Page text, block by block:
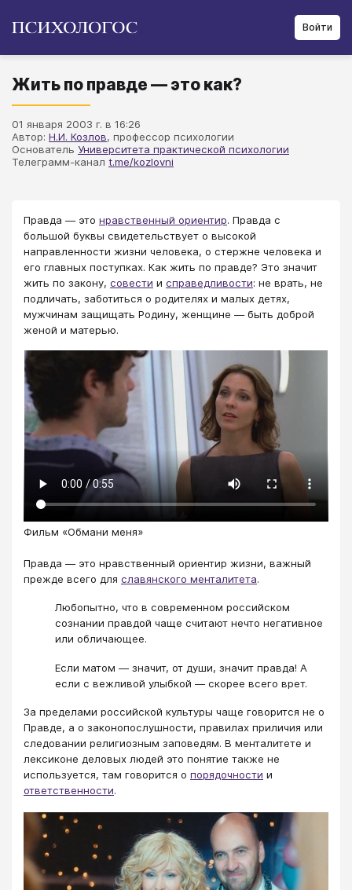
Войти
Жить по правде — это как?
01 января 2003 г. в 16:26
Автор: Н.И. Козлов, профессор психологии
Основатель Университета практической психологии
Телеграмм-канал t.me/kozlovni
Правда — это нравственный ориентир. Правда с
большой буквы свидетельствует о высокой
направленности жизни человека, о стержне человека и
его главных поступках. Как жить по правде? Это значит
жить по закону, совести и справедливости: не врать, не
подличать, заботиться о родителях и малых детях,
мужчинам защищать Родину, женщине — быть доброй
женой и матерью.
Фильм «Обмани меня»
Правда — это нравственный ориентир жизни, важный
прежде всего для славянского менталитета.
Любопытно, что в современном российском
сознании правдой чаще считают нечто негативное
или обличающее.
Если матом — значит, от души, значит правда! А
если с вежливой улыбкой — скорее всего врет.
За пределами российской культуры чаще говорится не о
Правде, а о законопослушности, правилах приличия или
следовании религиозным заповедям. В менталитете и
лексиконе деловых людей это понятие также не
используется, там говорится о порядочности и
ответственности.